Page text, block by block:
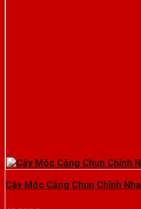
Cây Móc Căng Chun Chỉnh Nha